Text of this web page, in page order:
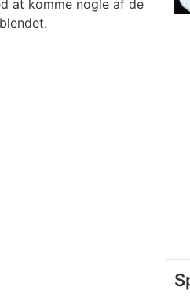
at komme nogle af de